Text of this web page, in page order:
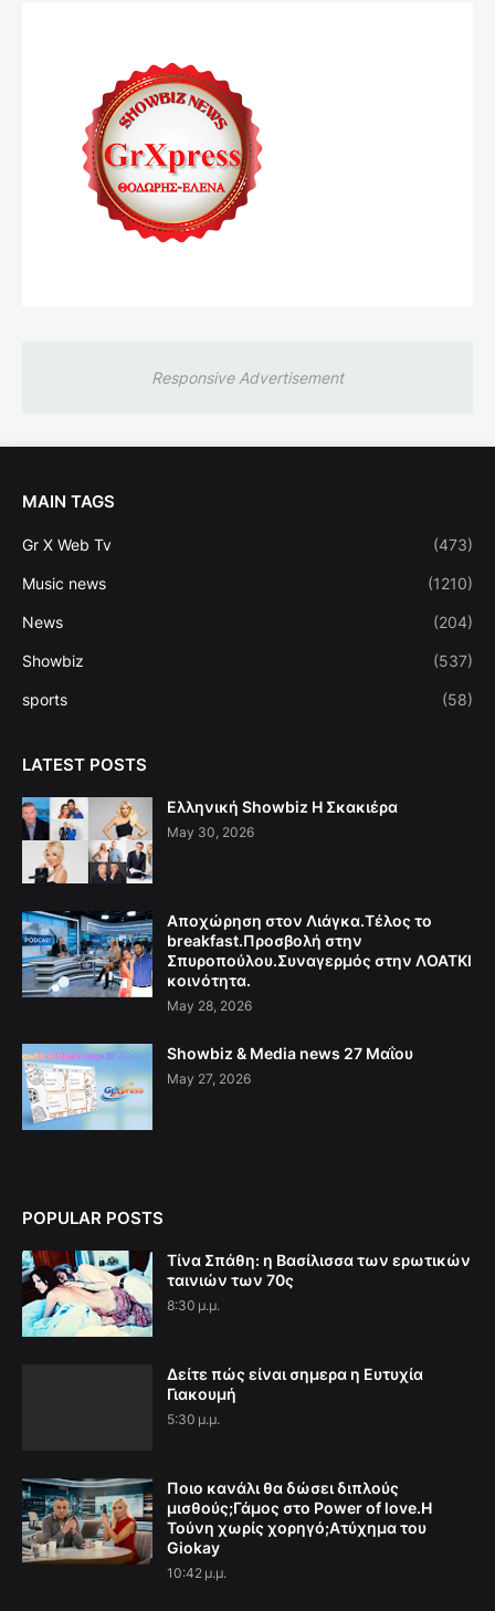
Responsive Advertisement
MAIN TAGS
Gr X Web Tv (473)
Music news (1210)
News (204)
Showbiz (537)
sports (58)
LATEST POSTS
Ελληνική Showbiz Η Σκακιέρα
May 30, 2026
Αποχώρηση στον Λιάγκα.Τέλος το
breakfast.Προσβολή στην
Σπυροπούλου.Συναγερμός στην ΛΟΑΤΚΙ
κοινότητα.
May 28, 2026
Showbiz & Media news 27 Μαΐου
May 27, 2026
POPULAR POSTS
Τίνα Σπάθη: η Βασίλισσα των ερωτικών
ταινιών των 70ς
8:30 μ.μ.
Δείτε πώς είναι σημερα η Ευτυχία
Γιακουμή
5:30 μ.μ.
Ποιο κανάλι θα δώσει διπλούς
μισθούς;Γάμος στο Power of love.Η
Τούνη χωρίς χορηγό;Aτύχημα του
Giokay
10:42 μ.μ.